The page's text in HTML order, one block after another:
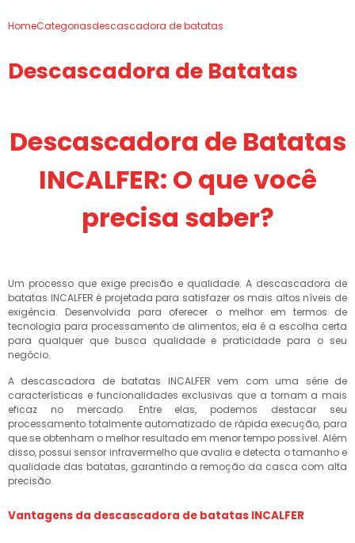
HomeCategoriasdescascadora de batatas
Descascadora de Batatas
Descascadora de Batatas
INCALFER: O que você
precisa saber?
Um processo que exige precisão e qualidade. A descascadora de
batatas INCALFER é projetada para satisfazer os mais altos níveis de
exigência. Desenvolvida para oferecer o melhor em termos de
tecnologia para processamento de alimentos, ela é a escolha certa
para qualquer que busca qualidade e praticidade para o seu
negócio.
A descascadora de batatas INCALFER vem com uma série de
características e funcionalidades exclusivas que a tornam a mais
eficaz no mercado. Entre elas, podemos destacar seu
processamento totalmente automatizado de rápida execução, para
que se obtenham o melhor resultado em menor tempo possível. Além
disso, possui sensor infravermelho que avalia e detecta o tamanho e
qualidade das batatas, garantindo a remoção da casca com alta
precisão.
Vantagens da descascadora de batatas INCALFER